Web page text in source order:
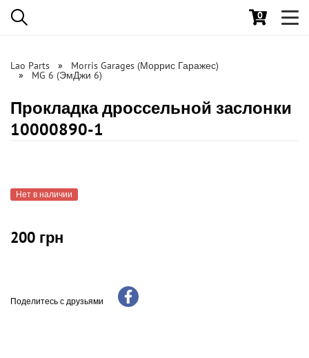
0
Lao Parts Morris Garages (Моррис Гаражес)
MG 6 (ЭмДжи 6)
Прокладка дроссельной заслонки
10000890-1
Нет в наличии
200 грн
Поделитесь с друзьями